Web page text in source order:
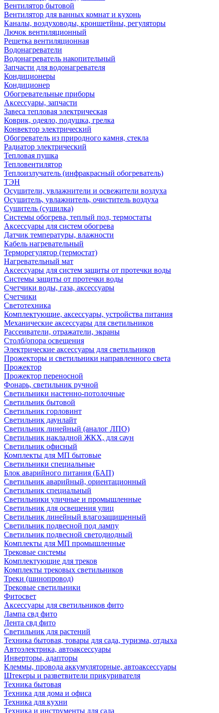
Вентилятор бытовой
Вентилятор для ванных комнат и кухонь
Каналы, воздуховоды, кроншетйны, регуляторы
Лючок вентиляционный
Решетка вентиляционная
Водонагреватели
Водонагреватель накопительный
Запчасти для водонагревателя
Кондиционеры
Кондиционер
Обогревательные приборы
Аксессуары, запчасти
Завеса тепловая электрическая
Коврик, одеяло, подушка, грелка
Конвектор электрический
Обогреватель из природного камня, стекла
Радиатор электрический
Тепловая пушка
Тепловентилятор
Теплоизлучатель (инфракрасный обогреватель)
ТЭН
Осушители, увлажнители и освежители воздуха
Осушитель, увлажнитель, очиститель воздуха
Сушитель (сушилка)
Системы обогрева, теплый пол, термостаты
Аксессуары для систем обогрева
Датчик температуры, влажности
Кабель нагревательный
Терморегулятор (термостат)
Нагревательный мат
Аксессуары для систем защиты от протечки воды
Системы защиты от протечки воды
Счетчики воды, газа, аксессуары
Счетчики
Светотехника
Комплектующие, аксессуары, устройства питания
Механические аксессуары для светильников
Рассеиватели, отражатели, экраны
Столб/опора освещения
Электрические аксессуары для светильников
Прожекторы и светильники направленного света
Прожектор
Прожектор переносной
Фонарь, светильник ручной
Светильники настенно-потолочные
Светильник бытовой
Светильник горловинт
Светильник даунлайт
Светильник линейный (аналог ЛПО)
Светильник накладной ЖКХ, для саун
Светильник офисный
Комплекты для МП бытовые
Светильники специальные
Блок аварийного питания (БАП)
Светильник аварийный, ориентационный
Светильник специальный
Светильники уличные и промышленные
Светильник для освещения улиц
Светильник линейный влагозащищенный
Светильник подвесной под лампу
Светильник подвесной светодиодный
Комплекты для МП промышленные
Трековые системы
Комплектующие для треков
Комплекты трековых светильников
Треки (шинопровод)
Трековые светильники
Фитосвет
Аксессуары для светильников фито
Лампа свд фито
Лента свд фито
Светильник для растений
Техника бытовая, товары для сада, туризма, отдыха
Автоэлектрика, автоаксессуары
Инверторы, адапторы
Клеммы, провода аккумуляторные, автоаксессуары
Штекеры и разветвители прикуривателя
Техника бытовая
Техника для дома и офиса
Техника для кухни
Техника и инструменты для сада